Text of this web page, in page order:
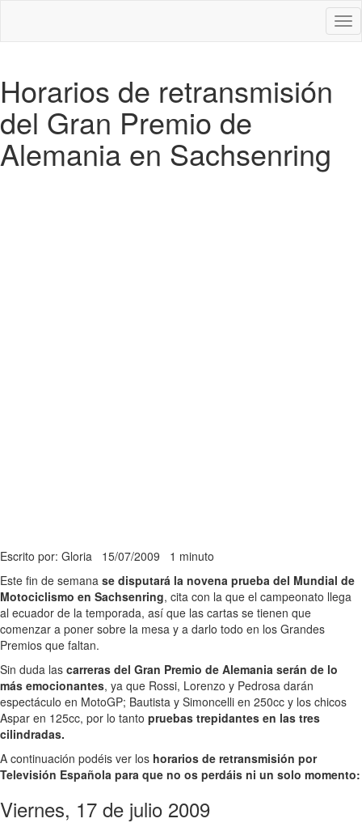
Horarios de retransmisión
del Gran Premio de
Alemania en Sachsenring
Escrito por: Gloria 15/07/2009 1 minuto
Este fin de semana se disputará la novena prueba del Mundial de
Motociclismo en Sachsenring, cita con la que el campeonato llega
al ecuador de la temporada, así que las cartas se tienen que
comenzar a poner sobre la mesa y a darlo todo en los Grandes
Premios que faltan.
Sin duda las carreras del Gran Premio de Alemania serán de lo
más emocionantes, ya que Rossi, Lorenzo y Pedrosa darán
espectáculo en MotoGP; Bautista y Simoncelli en 250cc y los chicos
Aspar en 125cc, por lo tanto pruebas trepidantes en las tres
cilindradas.
A continuación podéis ver los horarios de retransmisión por
Televisión Española para que no os perdáis ni un solo momento:
Viernes, 17 de julio 2009